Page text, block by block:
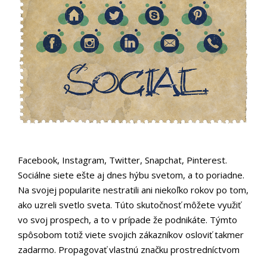
Facebook, Instagram, Twitter, Snapchat, Pinterest.
Sociálne siete ešte aj dnes hýbu svetom, a to poriadne.
Na svojej popularite nestratili ani niekoľko rokov po tom,
ako uzreli svetlo sveta. Túto skutočnosť môžete využiť
vo svoj prospech, a to v prípade že podnikáte. Týmto
spôsobom totiž viete svojich zákazníkov osloviť takmer
zadarmo. Propagovať vlastnú značku prostredníctvom